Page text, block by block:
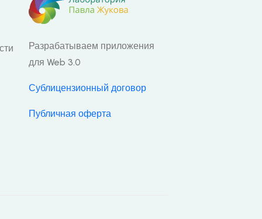
Разрабатываем приложения
для Web 3.0
Сублицензионный договор
Публичная оферта